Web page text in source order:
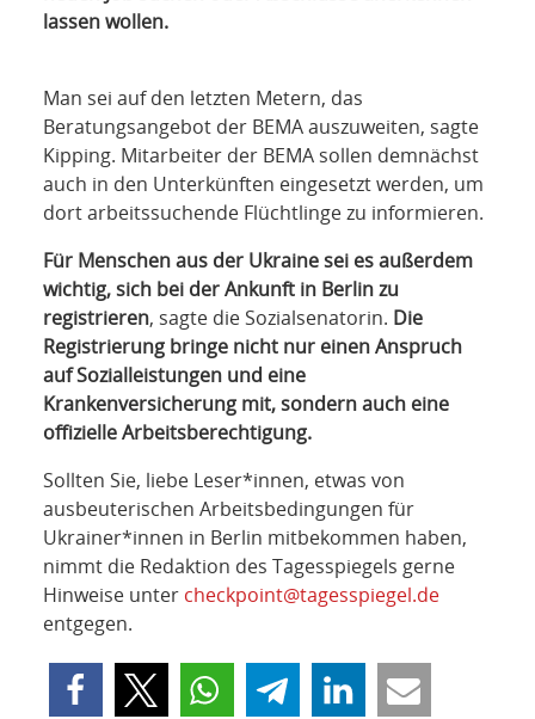
lassen wollen.
Man sei auf den letzten Metern, das
Beratungsangebot der BEMA auszuweiten, sagte
Kipping. Mitarbeiter der BEMA sollen demnächst
auch in den Unterkünften eingesetzt werden, um
dort arbeitssuchende Flüchtlinge zu informieren.
Für Menschen aus der Ukraine sei es außerdem
wichtig, sich bei der Ankunft in Berlin zu
registrieren, sagte die Sozialsenatorin. Die
Registrierung bringe nicht nur einen Anspruch
auf Sozialleistungen und eine
Krankenversicherung mit, sondern auch eine
offizielle Arbeitsberechtigung.
Sollten Sie, liebe Leser*innen, etwas von
ausbeuterischen Arbeitsbedingungen für
Ukrainer*innen in Berlin mitbekommen haben,
nimmt die Redaktion des Tagesspiegels gerne
Hinweise unter checkpoint@tagesspiegel.de
entgegen.